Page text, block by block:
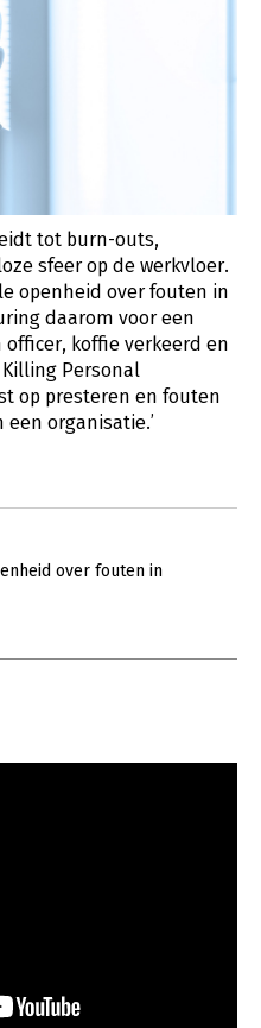
tot burn-outs,
sfeer op de werkvloer.
openheid over fouten in
daarom voor een
koffie verkeerd en
Personal
op presteren en fouten
organisatie.’
over fouten in